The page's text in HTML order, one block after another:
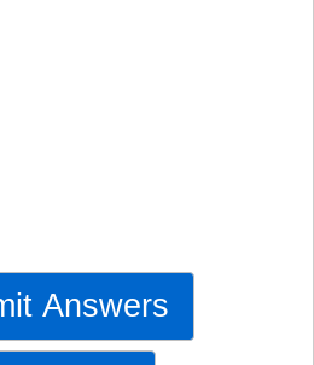
Answers